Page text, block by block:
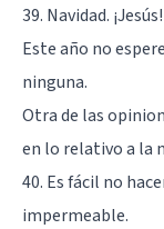
39. Navidad.
Este año no
ninguna.
Otra de las
en lo relativo a la
40. Es fácil no
impermeable.